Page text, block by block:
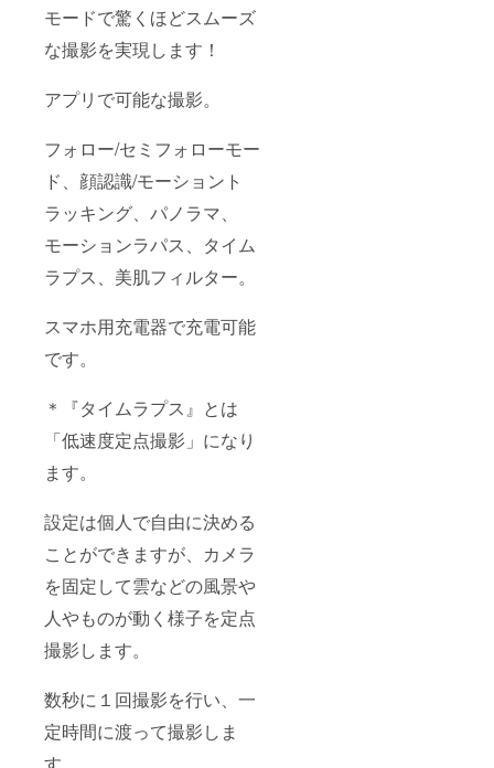
モードで驚くほどスムーズ
な撮影を実現します！
アプリで可能な撮影。
フォロー/セミフォローモー
ド、顔認識/モーショント
ラッキング、パノラマ、
モーションラパス、タイム
ラプス、美肌フィルター。
スマホ用充電器で充電可能
です。
＊『タイムラプス』とは
「低速度定点撮影」になり
ます。
設定は個人で自由に決める
ことができますが、カメラ
を固定して雲などの風景や
人やものが動く様子を定点
撮影します。
数秒に１回撮影を行い、一
定時間に渡って撮影しま